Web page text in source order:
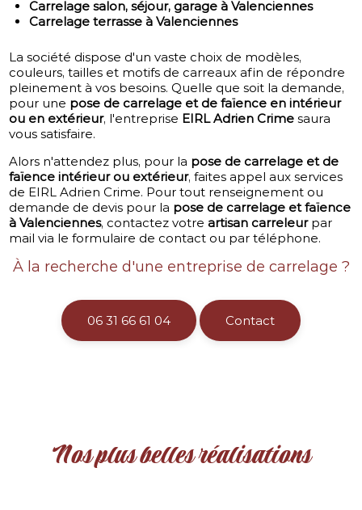
Carrelage salon, séjour, garage à Valenciennes
Carrelage terrasse à Valenciennes
La société dispose d'un vaste choix de modèles,
couleurs, tailles et motifs de carreaux afin de répondre
pleinement à vos besoins. Quelle que soit la demande,
pour une pose de carrelage et de faïence en intérieur
ou en extérieur, l'entreprise EIRL Adrien Crime saura
vous satisfaire.
Alors n'attendez plus, pour la pose de carrelage et de
faïence intérieur ou extérieur, faites appel aux services
de EIRL Adrien Crime. Pour tout renseignement ou
demande de devis pour la pose de carrelage et faïence
à Valenciennes, contactez votre artisan carreleurpar
mail via le formulaire de contact ou par téléphone.
À la recherche d'une entreprise de carrelage ?
06 31 66 61 04 Contact
Nos plus belles réalisations